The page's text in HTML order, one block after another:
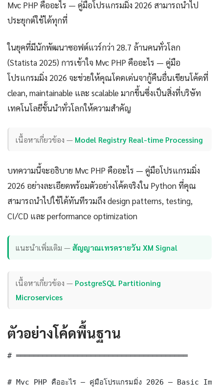
Mvc PHP คืออะไร — คู่มือโปรแกรมมิ่ง 2026 สามารถนำไป
ประยุกต์ใช้ได้ทุกที่
ในยุคที่มีนักพัฒนาซอฟต์แวร์กว่า 28.7 ล้านคนทั่วโลก
(Statista 2025) การเข้าใจ Mvc PHP คืออะไร — คู่มือ
โปรแกรมมิ่ง 2026 จะช่วยให้คุณโดดเด่นจากู้คืนอื่นเขียนโค้ดที่
clean, maintainable และ scalable มากขึ้นซึ่งเป็นสิ่งที่บริษัท
เทคโนโลยีชั้นนำทั่วโลกให้ความสำคัญ
เนื้อหาเกี่ยวข้อง — Model Registry Real-time Processing
บทความนี้จะอธิบาย Mvc PHP คืออะไร — คู่มือโปรแกรมมิ่ง
2026 อย่างละเอียดพร้อมตัวอย่างโค้ดจริงใน Python ที่คุณ
สามารถนำไปใช้ได้ทันทีรวมถึง design patterns, testing,
CI/CD และ performance optimization
แนะนำเพิ่มเติม —สัญญาณเทรดรายวัน XM Signal
เนื้อหาเกี่ยวข้อง — PostgreSQL Partitioning
Microservices
ตัวอย่างโค้ดพื้นฐาน
# ═══════════════════════════════════════
# Mvc PHP คืออะไร — คู่มือโปรแกรมมิ่ง 2026 — Basic